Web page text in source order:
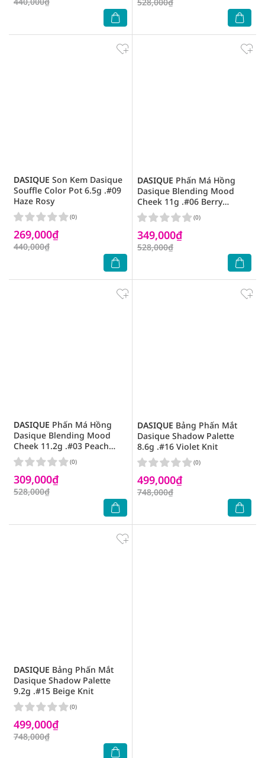
DASIQUE Son Kem Dasique
Souffle Color Pot 6.5g .#09
Haze Rosy
269,000₫
440,000₫
(0)
DASIQUE Phấn Má Hồng
Dasique Blending Mood
Cheek 11g .#06 Berry
Smoothie
349,000₫
528,000₫
(0)
DASIQUE Phấn Má Hồng
Dasique Blending Mood
Cheek 11.2g .#03 Peach
Blending
309,000₫
528,000₫
(0)
DASIQUE Bảng Phấn Mắt
Dasique Shadow Palette
8.6g .#16 Violet Knit
499,000₫
748,000₫
(0)
DASIQUE Bảng Phấn Mắt
Dasique Shadow Palette
9.2g .#15 Beige Knit
499,000₫
748,000₫
(0)